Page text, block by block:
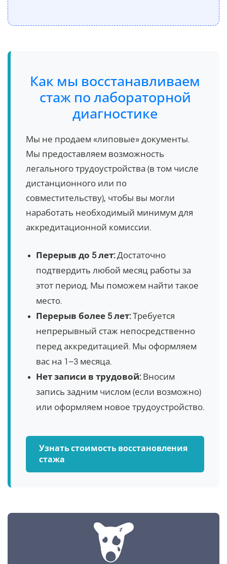
Как мы восстанавливаем
стаж по лабораторной
диагностике
Мы не продаем «липовые» документы.
Мы предоставляем возможность
легального трудоустройства (в том числе
дистанционного или по
совместительству), чтобы вы могли
наработать необходимый минимум для
аккредитационной комиссии.
Перерыв до 5 лет:Достаточно
подтвердить любой месяц работы за
этот период. Мы поможем найти такое
место.
Перерыв более 5 лет:Требуется
непрерывный стаж непосредственно
перед аккредитацией. Мы оформляем
вас на 1–3 месяца.
Нет записи в трудовой:Вносим
запись задним числом (если возможно)
или оформляем новое трудоустройство.
Узнать стоимость восстановления
стажа